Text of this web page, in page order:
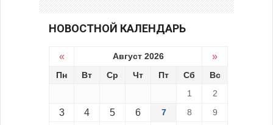
НОВОСТНОЙ КАЛЕНДАРЬ
« Август 2026 »
Пн Вт Ср Чт Пт Сб
Вс
1
2
3 4 5 6 7 8 9